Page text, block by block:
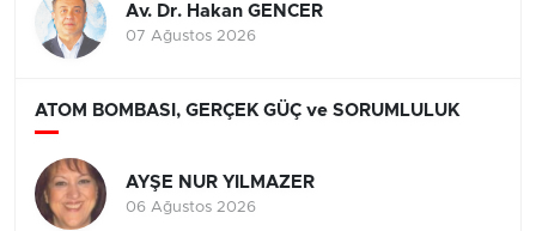
Av. Dr. Hakan GENCER
07 Ağustos 2026
ATOM BOMBASI, GERÇEK GÜÇ ve SORUMLULUK
AYŞE NUR YILMAZER
06 Ağustos 2026